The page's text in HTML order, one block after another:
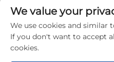
We value your
We use cookies and similar
If you don't want to accept
cookies.